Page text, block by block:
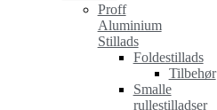
Proff
Aluminium
Stillads
Foldestillads
Tilbehør
Smalle
rullestilladser